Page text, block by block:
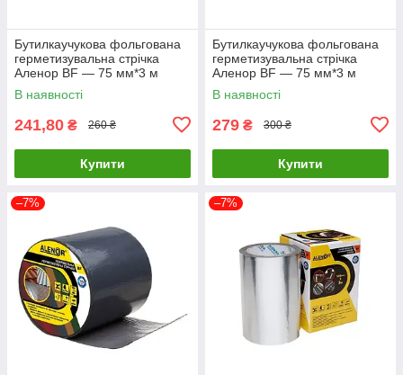
Бутилкаучукова фольгована
герметизувальна стрічка
Аленор BF — 75 мм*3 м
(коричнева)
В наявності
241,80 ₴ 260 ₴
Купити
Бутилкаучукова фольгована
герметизувальна стрічка
Аленор BF — 75 мм*3 м
(графітовий)
В наявності
279 ₴ 300 ₴
Купити
–7% –7%